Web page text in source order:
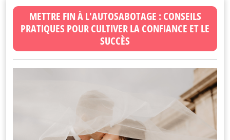
METTRE FIN À L'AUTOSABOTAGE : CONSEILS
PRATIQUES POUR CULTIVER LA CONFIANCE ET LE
SUCCÈS